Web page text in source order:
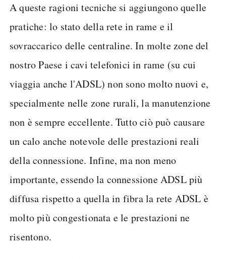
A queste ragioni tecniche si aggiungono quelle
pratiche: lo stato della rete in rame e il
sovraccarico delle centraline. In molte zone del
nostro Paese i cavi telefonici in rame (su cui
viaggia anche l'ADSL) non sono molto nuovi e,
specialmente nelle zone rurali, la manutenzione
non è sempre eccellente. Tutto ciò può causare
un calo anche notevole delle prestazioni reali
della connessione. Infine, ma non meno
importante, essendo la connessione ADSL più
diffusa rispetto a quella in fibra la rete ADSL è
molto più congestionata e le prestazioni ne
risentono.